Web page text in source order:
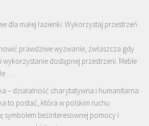
dla małej łazienki: Wykorzystaj przestrzeń
prawdziwe wyzwanie, zwłaszcza gdy
dostępnej przestrzeni. Meble
…
– działalność charytatywna i humanitarna
to postać, która w polskim ruchu
symbolem bezinteresownej pomocy i